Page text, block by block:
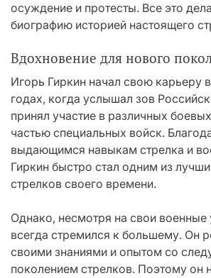
осуждение и протесты. Все это
биографию историей настоящего
Вдохновение для нового
Игорь Гиркин начал свою карьеру
годах, когда услышал зов
принял участие в различных
частью специальных войск.
выдающимся навыкам стрелка и
Гиркин быстро стал одним из
стрелков своего времени.
Однако, несмотря на свои военные
всегда стремился к большему. Он
своими знаниями и опытом со
поколением стрелков. Поэтому он